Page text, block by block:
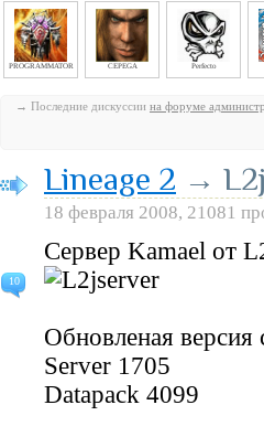
PROGRAMMATOR CEPEGA Perfecto
→ Последние дискуссии на форуме
10
Lineage 2 →
18 февраля 2008, 21081
Сервер Kamael от
Обновленая версия
Server 1705
Datapack 4099